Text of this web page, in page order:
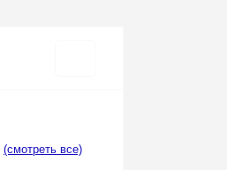
(смотреть все)